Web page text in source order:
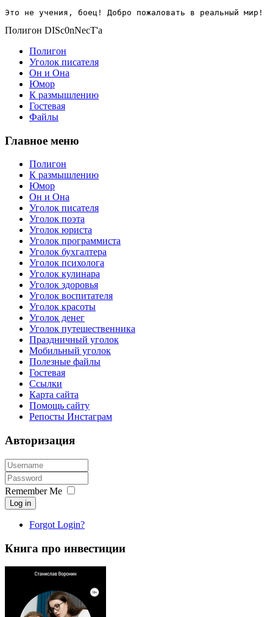
Это не учения, боец! Добро пожаловать в реальный мир!
Полигон DISc0nNecT'a
Полигон
Уголок писателя
Он и Она
Юмор
К размышлению
Гостевая
Файлы
Главное меню
Полигон
К размышлению
Юмор
Он и Она
Уголок писателя
Уголок поэта
Уголок юриста
Уголок программиста
Уголок бухгалтера
Уголок психолога
Уголок кулинара
Уголок здоровья
Уголок воспитателя
Уголок красоты
Уголок денег
Уголок путешественника
Праздничный уголок
Мобильный уголок
Полезные файлы
Гостевая
Ссылки
Карта сайта
Помощь сайту
Репосты Инстаграм
Авторизация
Remember Me
Log in
Forgot Login?
Книга про инвестиции